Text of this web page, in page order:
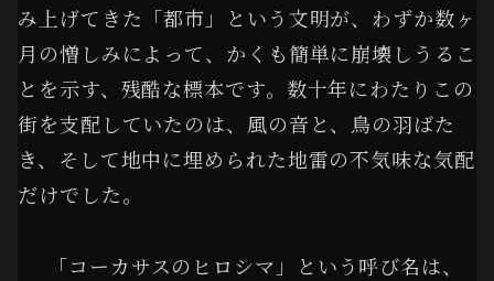
み上げてきた「都市」という文明が、わずか数ヶ
月の憎しみによって、かくも簡単に崩壊しうるこ
とを示す、残酷な標本です。数十年にわたりこの
街を支配していたのは、風の音と、鳥の羽ばた
き、そして地中に埋められた地雷の不気味な気配
だけでした。
「コーカサスのヒロシマ」という呼び名は、